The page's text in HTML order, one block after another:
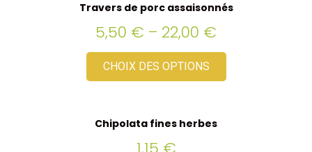
Travers de porc assaisonnés
5,50 € – 22,00 €
CHOIX DES OPTIONS
Chipolata fines herbes